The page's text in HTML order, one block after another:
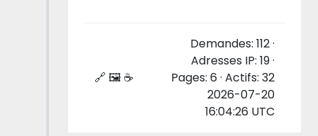
🔗 🖼 ☕
Demandes: 112 ·
Adresses IP: 19 ·
Pages: 6 · Actifs: 32
2026-07-20
16:04:26 UTC